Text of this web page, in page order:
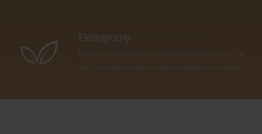
Ekologiczny
Keramzyt wytwarzany w procesie niskoemisyjnym – aż
o 30% mniejsza emisja dwutlenku węgla do atmosfery